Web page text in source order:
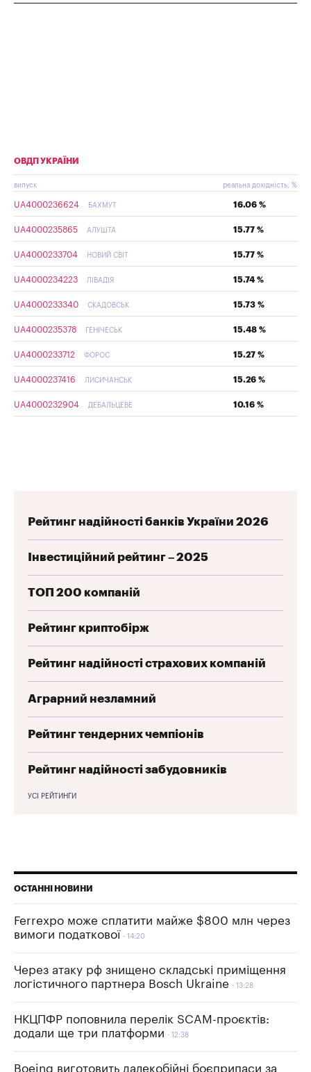
ОВДП УКРАЇНИ
випуск реальна дохідність, %
UA4000236624 БАХМУТ 16.06 %
UA4000235865 АЛУШТА 15.77 %
UA4000233704 НОВИЙ СВІТ 15.77 %
UA4000234223 ЛІВАДІЯ 15.74 %
UA4000233340 СКАДОВСЬК 15.73 %
UA4000235378 ГЕНІЧЕСЬК 15.48 %
UA4000233712 ФОРОС 15.27 %
UA4000237416 ЛИСИЧАНСЬК 15.26 %
UA4000232904 ДЕБАЛЬЦЕВЕ 10.16 %
Рейтинг надійності банків України 2026
Інвестиційний рейтинг – 2025
ТОП 200 компаній
Рейтинг криптобірж
Рейтинг надійності страхових компаній
Аграрний незламний
Рейтинг тендерних чемпіонів
Рейтинг надійності забудовників
УСІ РЕЙТИНГИ
ОСТАННІ НОВИНИ
Ferrexpo може сплатити майже $800 млн через
вимоги податкової
14:20
Через атаку рф знищено складські приміщення
логістичного партнера Bosch Ukraine
13:28
НКЦПФР поповнила перелік SCAM-проєктів:
додали ще три платформи
12:38
Boeing виготовить далекобійні боєприпаси за